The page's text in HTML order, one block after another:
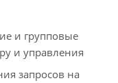
и групповые
и управления
запросов на